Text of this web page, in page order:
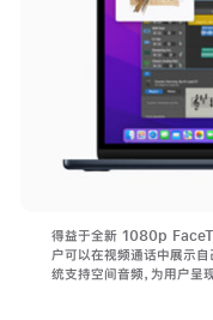
得益于全新 1080p
户可以在视频通话中展示自
统支持空间音频，为用户呈